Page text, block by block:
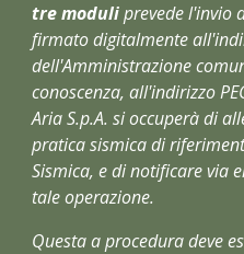
tre moduli prevede l'invio
firmato digitalmente
dell'Amministrazione
conoscenza, all'indirizzo
Aria S.p.A. si occuperà di
pratica sismica di
Sismica, e di notificare via
tale operazione.
Questa a procedura deve